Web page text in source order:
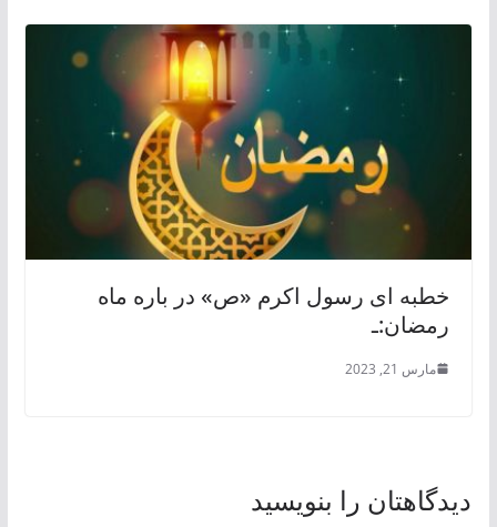
خطبه ای رسول اکرم «ص» در باره ماه
رمضان:ـ
مارس 21, 2023
دیدگاهتان را بنویسید